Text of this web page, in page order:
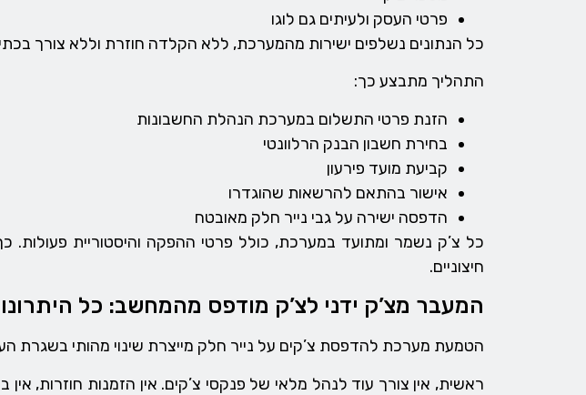
פרטי העסק ולעיתים גם לוגו
כל הנתונים נשלפים ישירות מהמערכת, ללא הקלדה חוזרת וללא צורך
התהליך מתבצע כך:
הזנת פרטי התשלום במערכת הנהלת החשבונות
בחירת חשבון הבנק הרלוונטי
קביעת מועד פירעון
אישור בהתאם להרשאות שהוגדרו
הדפסה ישירה על גבי נייר חלק מאובטח
כל צ’ק נשמר ומתועד במערכת, כולל פרטי ההפקה והיסטוריית
חיצוניים.
המעבר מצ’ק ידני לצ’ק מודפס מהמחשב: כל
הטמעת מערכת להדפסת צ’קים על נייר חלק מייצרת שינוי מהותי בשגרת
ראשית, אין צורך עוד לנהל מלאי של פנקסי צ’קים. אין הזמנות חוזרות,